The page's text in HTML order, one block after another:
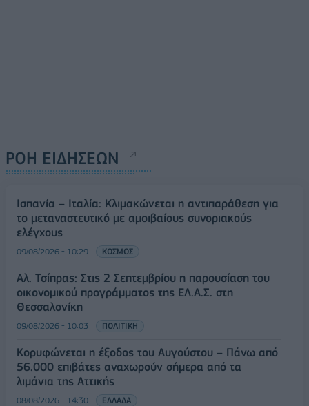
ΡΟΗ ΕΙΔΗΣΕΩΝ
Ισπανία – Ιταλία: Κλιμακώνεται η αντιπαράθεση για
το μεταναστευτικό με αμοιβαίους συνοριακούς
ελέγχους
09/08/2026 - 10:29 ΚΟΣΜΟΣ
Αλ. Τσίπρας: Στις 2 Σεπτεμβρίου η παρουσίαση του
οικονομικού προγράμματος της ΕΛ.Α.Σ. στη
Θεσσαλονίκη
09/08/2026 - 10:03 ΠΟΛΙΤΙΚΗ
Κορυφώνεται η έξοδος του Αυγούστου – Πάνω από
56.000 επιβάτες αναχωρούν σήμερα από τα
λιμάνια της Αττικής
08/08/2026 - 14:30 ΕΛΛΑΔΑ